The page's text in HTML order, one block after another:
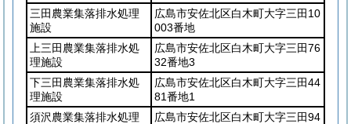
三田農業集落排水処理
施設
広島市安佐北区白木町大字三田10
003番地
上三田農業集落排水処
理施設
広島市安佐北区白木町大字三田76
32番地3
下三田農業集落排水処
理施設
広島市安佐北区白木町大字三田44
81番地1
須沢農業集落排水処理
広島市安佐北区白木町大字三田94